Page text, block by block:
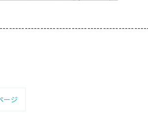
ージ